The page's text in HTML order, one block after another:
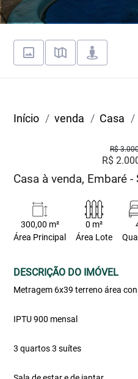
Início venda Casa
R$
R$
Casa à venda, Embaré
300,00 m²
Área Principal
0 m²
Área Lote
DESCRIÇÃO DO IMÓVEL
Metragem 6x39 terreno área
IPTU 900 mensal
3 quartos 3 suítes